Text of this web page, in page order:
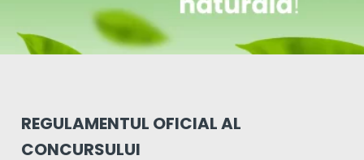
REGULAMENTUL OFICIAL AL
CONCURSULUI